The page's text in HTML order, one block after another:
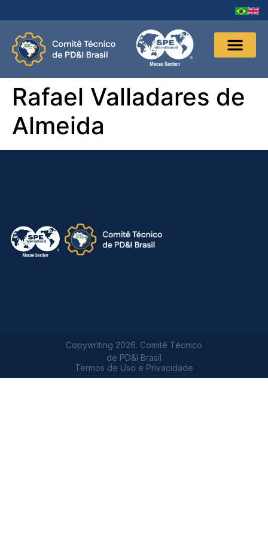
Rafael Valladares de
Almeida
Copywriting 2026. Comitê Técnico
de PD&I Brasil
Termos de Uso e Privacidade